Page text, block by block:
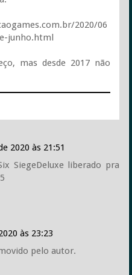
2020/06
junho.html
mas desde 2017 não
2020 às 21:51
SiegeDeluxe liberado pra
às 23:23
pelo autor.